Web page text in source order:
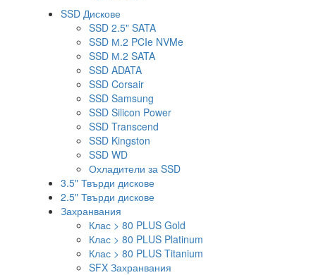
SSD Дискове
SSD 2.5" SATA
SSD М.2 PCIe NVMe
SSD М.2 SATA
SSD ADATA
SSD Corsair
SSD Samsung
SSD Silicon Power
SSD Transcend
SSD Kingston
SSD WD
Охладители за SSD
3.5" Твърди дискове
2.5" Твърди дискове
Захранвания
Клас > 80 PLUS Gold
Клас > 80 PLUS Platinum
Клас > 80 PLUS Titanium
SFX Захранвания